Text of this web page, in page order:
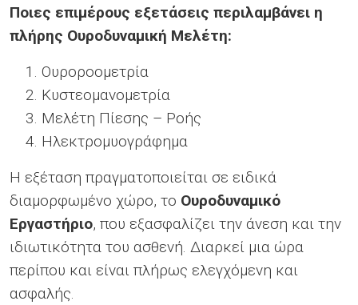
Ποιες επιμέρους εξετάσεις περιλαμβάνει η
πλήρης Ουροδυναμική Μελέτη:
Ουροροομετρία
Κυστεομανομετρία
Μελέτη Πίεσης – Ροής
Ηλεκτρομυογράφημα
Η εξέταση πραγματοποιείται σε ειδικά
διαμορφωμένο χώρο, το Ουροδυναμικό
Εργαστήριο, που εξασφαλίζει την άνεση και την
ιδιωτικότητα του ασθενή. Διαρκεί μια ώρα
περίπου και είναι πλήρως ελεγχόμενη και
ασφαλής.